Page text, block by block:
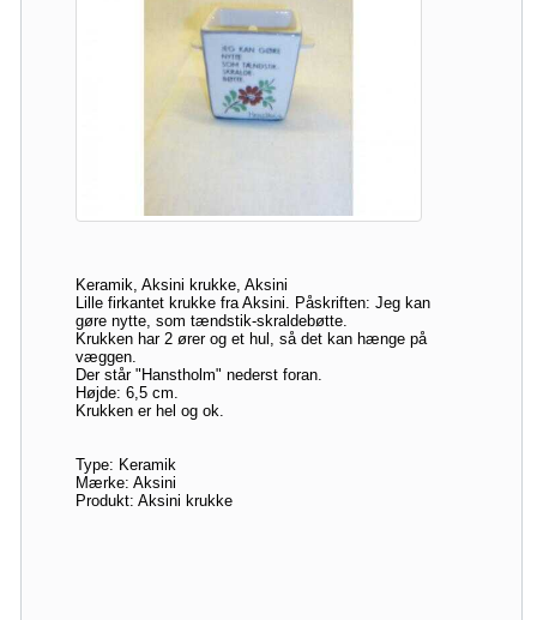
Keramik, Aksini krukke, Aksini
Lille firkantet krukke fra Aksini. Påskriften: Jeg kan
gøre nytte, som tændstik-skraldebøtte.
Krukken har 2 ører og et hul, så det kan hænge på
væggen.
Der står "Hanstholm" nederst foran.
Højde: 6,5 cm.
Krukken er hel og ok.
Type: Keramik
Mærke: Aksini
Produkt: Aksini krukke